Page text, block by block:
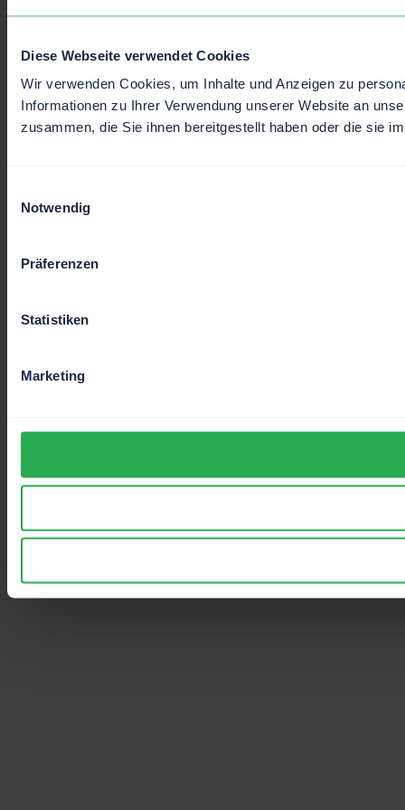
Diese Webseite verwendet Cookies
Wir verwenden Cookies, um Inhalte und Anzeigen zu
Informationen zu Ihrer Verwendung unserer Website an
zusammen, die Sie ihnen bereitgestellt haben oder die sie
Notwendig
Präferenzen
Statistiken
Marketing